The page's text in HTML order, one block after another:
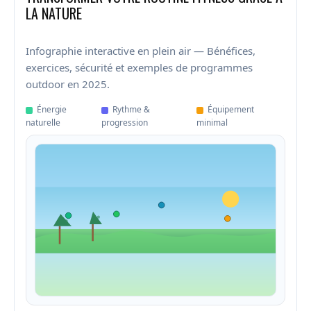
LA NATURE
Infographie interactive en plein air — Bénéfices,
exercices, sécurité et exemples de programmes
outdoor en 2025.
Énergie
naturelle
Rythme &
progression
Équipement
minimal